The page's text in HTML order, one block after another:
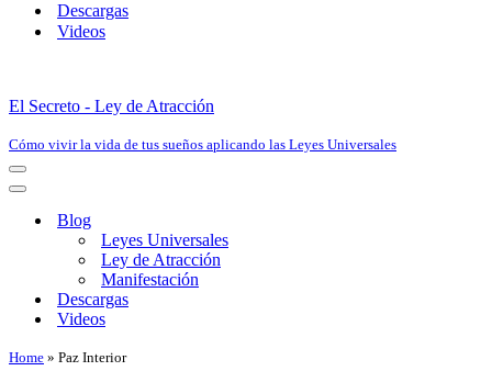
Descargas
Videos
El Secreto - Ley de Atracción
Cómo vivir la vida de tus sueños aplicando las Leyes Universales
Menú
de
Menú
navegación
Blog
Leyes Universales
Ley de Atracción
Manifestación
Descargas
Videos
Home » Paz Interior